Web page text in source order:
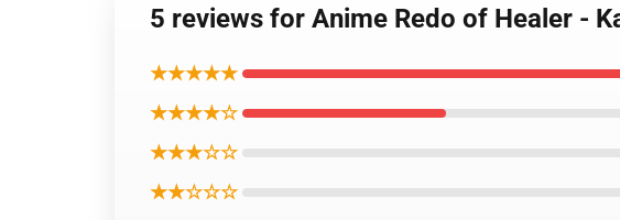
5 reviews for Anime Redo of Healer -
★★★★★
★★★★☆
★★★☆☆
★★☆☆☆